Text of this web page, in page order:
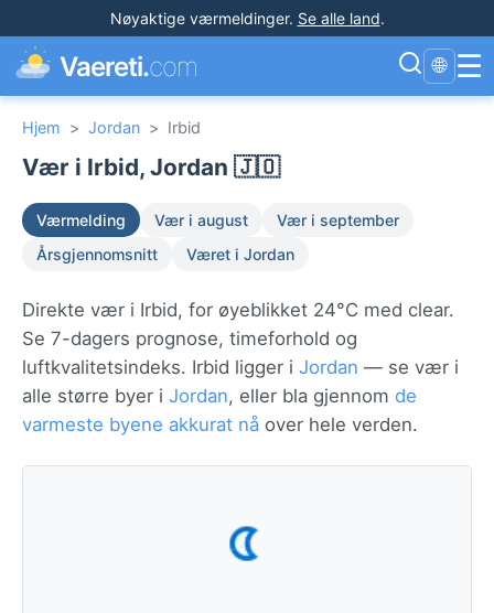
Nøyaktige værmeldinger. Se alle land.
Vaereti.com 🌐 ☰
Hjem > Jordan > Irbid
Vær i Irbid, Jordan 🇯🇴
Værmelding Vær i august
Vær i september
Årsgjennomsnitt
Været i Jordan
Direkte vær i Irbid, for øyeblikket 24°C med clear.
Se 7-dagers prognose, timeforhold og
luftkvalitetsindeks. Irbid ligger i Jordan — se vær i
alle større byer i Jordan, eller bla gjennom de
varmeste byene akkurat nå over hele verden.